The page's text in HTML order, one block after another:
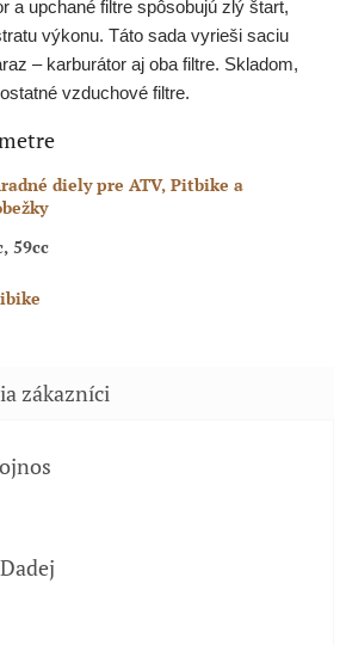
a upchané filtre spôsobujú zlý štart,
výkonu. Táto sada vyrieši saciu
– karburátor aj oba filtre. Skladom,
vzduchové filtre.
diely pre ATV, Pitbike a
59cc
obchodu je 5 z 5 hviezdičiek.
obchodu je 5 z 5 hviezdičiek.